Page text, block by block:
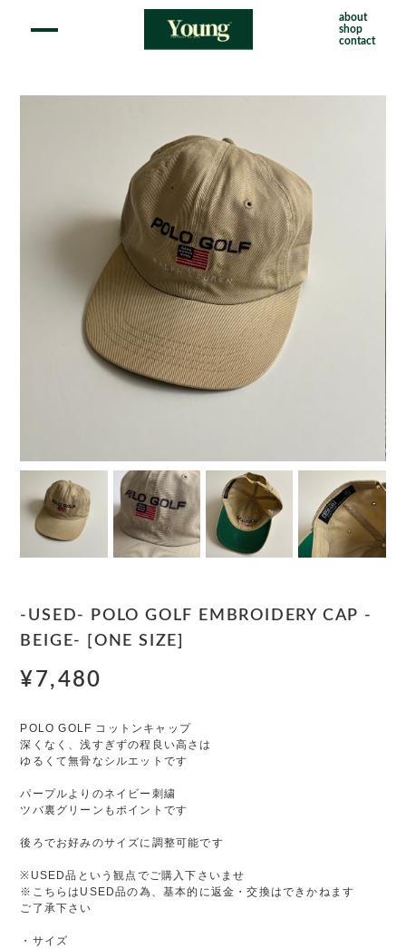
about
shop
contact
-USED- POLO GOLF EMBROIDERY CAP -
BEIGE- [ONE SIZE]
¥7,480
POLO GOLF コットンキャップ
深くなく、浅すぎずの程良い高さは
ゆるくて無骨なシルエットです
パープルよりのネイビー刺繍
ツバ裏グリーンもポイントです
後ろでお好みのサイズに調整可能です
※USED品という観点でご購入下さいませ
※こちらはUSED品の為、基本的に返金・交換はできかねます
ご了承下さい
・サイズ